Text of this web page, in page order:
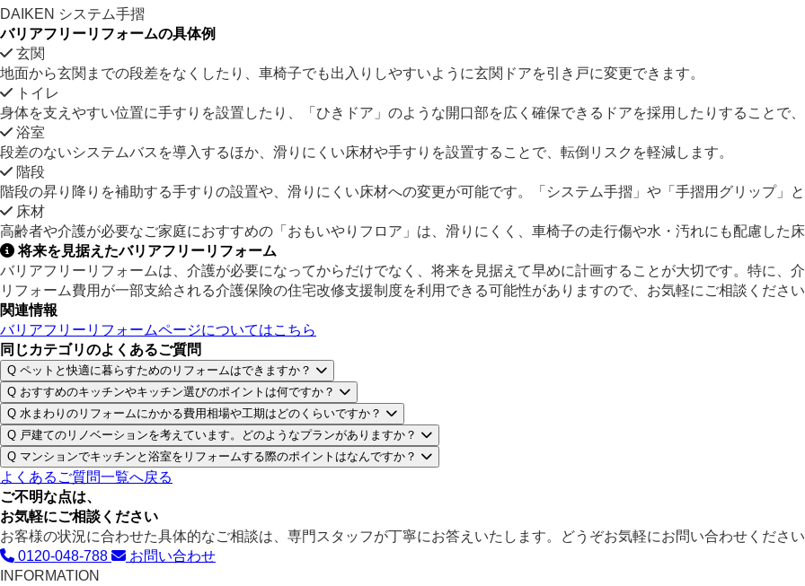
DAIKEN システム手摺
バリアフリーリフォームの具体例
玄関
地面から玄関までの段差をなくしたり、車椅子でも出入りしやすいように玄関ドアを引き戸に変更できます。
トイレ
身体を支えやすい位置に手すりを設置したり、「ひきドア」のような開口部を広く確保できるドアを採用したりすることで
浴室
段差のないシステムバスを導入するほか、滑りにくい床材や手すりを設置することで、転倒リスクを軽減します。
階段
階段の昇り降りを補助する手すりの設置や、滑りにくい床材への変更が可能です。「システム手摺」や「手摺用グリップ」
床材
高齢者や介護が必要なご家庭におすすめの「おもいやりフロア」は、滑りにくく、車椅子の走行傷や水・汚れにも配慮した
将来を見据えたバリアフリーリフォーム
バリアフリーリフォームは、介護が必要になってからだけでなく、将来を見据えて早めに計画することが大切です。特に、
リフォーム費用が一部支給される介護保険の住宅改修支援制度を利用できる可能性がありますので、お気軽にご相談くださ
関連情報
バリアフリーリフォームページについてはこちら
同じカテゴリのよくあるご質問
Q ペットと快適に暮らすためのリフォームはできますか？
Q おすすめのキッチンやキッチン選びのポイントは何ですか？
Q 水まわりのリフォームにかかる費用相場や工期はどのくらいですか？
Q 戸建てのリノベーションを考えています。どのようなプランがありますか？
Q マンションでキッチンと浴室をリフォームする際のポイントはなんですか？
よくあるご質問一覧へ戻る
ご不明な点は、
お気軽にご相談ください
お客様の状況に合わせた具体的なご相談は、専門スタッフが丁寧にお答えいたします。どうぞお気軽にお問い合わせくださ
0120-048-788
お問い合わせ
INFORMATION